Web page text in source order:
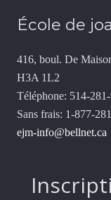
École de
416, boul. De
H3A 1L2
Téléphone: 514-
Sans frais: 1-877-
ejm-info@bellnet.ca